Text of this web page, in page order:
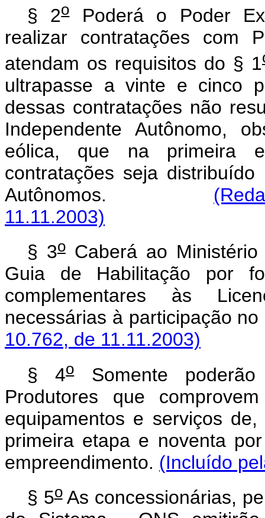
§ 2oPoderá o Poder
realizar contratações com
atendam os requisitos do § 1
ultrapasse a vinte e cinco
dessas contratações não
Independente Autônomo,
eólica, que na primeira
contratações seja
Autônomos.
11.11.2003)
§ 3oCaberá ao Ministério
Guia de Habilitação por
complementares às
necessárias à
10.762, de 11.11.2003)
§ 4oSomente poderão
Produtores que
equipamentos e serviços
primeira etapa e noventa
empreendimento. (Incluído
§ 5oAs concessionárias,